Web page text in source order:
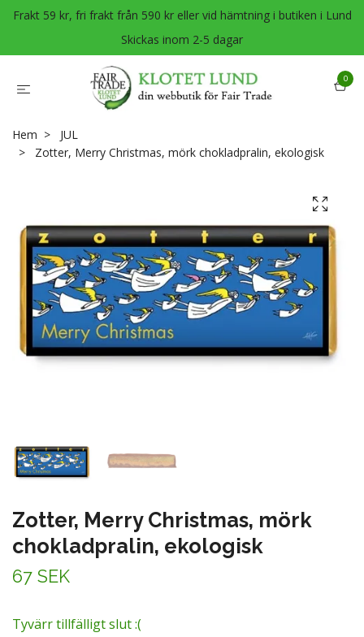
Frakt 59 kr, fri frakt från 590 kr eller vid hämtning i butiken i Lund
Skickas inom 2-5 dagar
0
Hem
JUL
Zotter, Merry Christmas, mörk chokladpralin, ekologisk
Zotter, Merry Christmas, mörk
chokladpralin, ekologisk
67 SEK
Tyvärr tillfälligt slut :(